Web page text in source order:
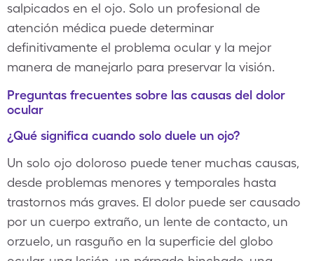
salpicados en el ojo. Solo un profesional de
atención médica puede determinar
definitivamente el problema ocular y la mejor
manera de manejarlo para preservar la visión.
Preguntas frecuentes sobre las causas del dolor
ocular
¿Qué significa cuando solo duele un ojo?
Un solo ojo doloroso puede tener muchas causas,
desde problemas menores y temporales hasta
trastornos más graves. El dolor puede ser causado
por un cuerpo extraño, un lente de contacto, un
orzuelo, un rasguño en la superficie del globo